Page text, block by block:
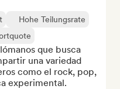
Hohe Teilungsrate
que busca
una variedad
como el rock, pop,
experimental.